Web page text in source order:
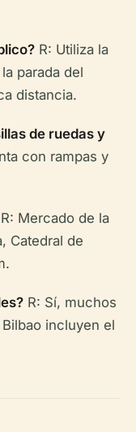
R: Utiliza la
parada del
distancia.
de ruedas y
con rampas y
R: Mercado de la
Catedral de
R: Sí, muchos
incluyen el